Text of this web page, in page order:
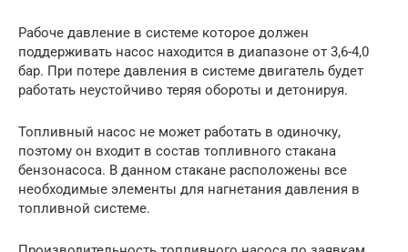
Рабоче давление в системе которое должен
поддерживать насос находится в диапазоне от 3,6-4,0
бар. При потере давления в системе двигатель будет
работать неустойчиво теряя обороты и детонируя.
Топливный насос не может работать в одиночку,
поэтому он входит в состав топливного стакана
бензонасоса. В данном стакане расположены все
необходимые элементы для нагнетания давления в
топливной системе.